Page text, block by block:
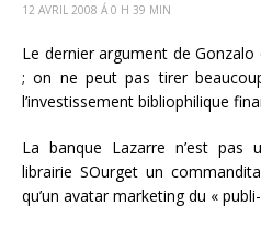
12 AVRIL 2008 Á 0 H 39 MIN
Le dernier argument de
; on ne peut pas tirer
l’investissement bibliophilique
La banque Lazarre n’est pas
librairie SOurget un
qu’un avatar marketing du «